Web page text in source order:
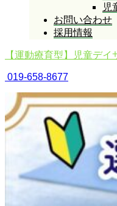
児
お問い合わせ
採用情報
【運動療育型】児童デ
019-658-8677